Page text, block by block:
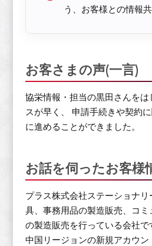
う、お客様との情報
お客さまの声(一言)
協栄情報・担当の黒田さんを
スが早く、 申請手続きや契約
に進めることができました。
お話を伺ったお客様
プラス株式会社ステーショナ
具、事務用品の製造販売、コ
の製造販売を行っている会社
中国リージョンの新規アカウ